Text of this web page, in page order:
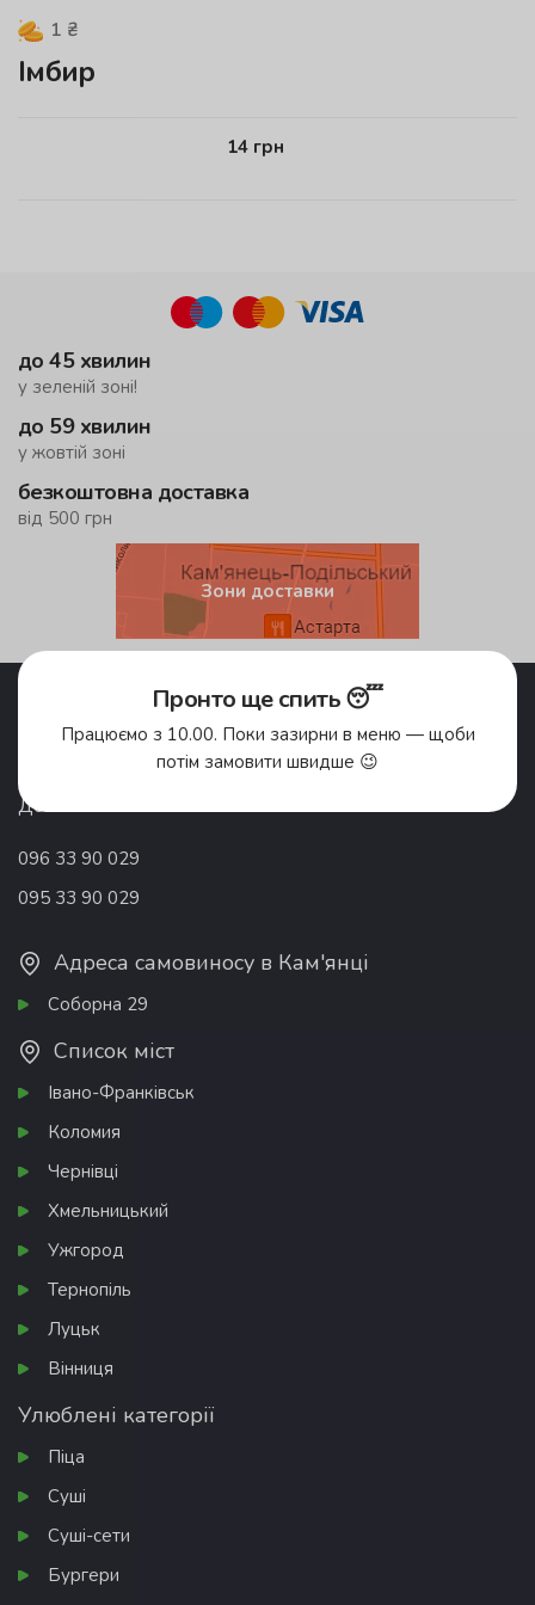
1 ₴
Імбир
14 грн
до 45 хвилин
у зеленій зоні!
до 59 хвилин
у жовтій зоні
безкоштовна доставка
від 500 грн
Зони доставки
Pronto Club
Доставка їжі
Про компанію
Франшиза
Контакти
Донати
096 33 90 029
095 33 90 029
Адреса самовиносу в Кам'янці
Соборна 29
Список міст
Івано-Франківськ
Коломия
Чернівці
Хмельницький
Ужгород
Тернопіль
Луцьк
Вінниця
Улюблені категорії
Піца
Суші
Суші-сети
Бургери
Пронто ще спить 😴
Працюємо з 10.00. Поки зазирни в меню — щоби
потім замовити швидше 😉